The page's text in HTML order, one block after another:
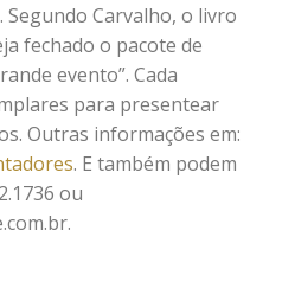
Segundo Carvalho, o livro
fechado o pacote de
evento”. Cada
para presentear
Outras informações em:
. E também podem
ou